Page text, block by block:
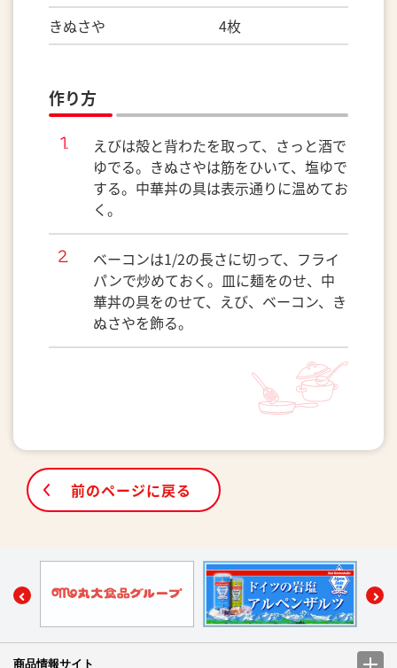
きぬさや 4枚
作り方
えびは殻と背わたを取って、さっと酒で
ゆでる。きぬさやは筋をひいて、塩ゆで
する。中華丼の具は表示通りに温めてお
く。
ベーコンは1/2の長さに切って、フライ
パンで炒めておく。皿に麺をのせ、中
華丼の具をのせて、えび、ベーコン、き
ぬさやを飾る。
前のページに戻る
商品情報サイト